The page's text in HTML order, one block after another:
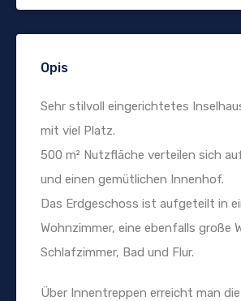
Opis
Sehr stilvoll eingerichtetes
mit viel Platz.
500 m² Nutzfläche verteilen sich
und einen gemütlichen Innenhof.
Das Erdgeschoss ist aufgeteilt in
Wohnzimmer, eine ebenfalls große
Schlafzimmer, Bad und Flur.
Über Innentreppen erreicht man